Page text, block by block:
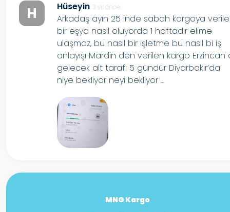
H Hüseyin 3 yıl önce
Arkadaş ayın 25 inde sabah kargoya
bir eşya nasıl oluyorda 1 haftadır elime
ulaşmaz, bu nasıl bir işletme bu nasıl bi iş
anlayışı Mardin den verilen kargo Erzincan
gelecek alt tarafı 5 gündür Diyarbakır’da
niye bekliyor neyi bekliyor …
MNG Kargo